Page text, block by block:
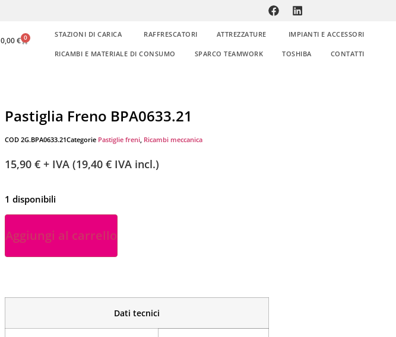
0,00€ 0 STAZIONI DI CARICA RAFFRESCATORI ATTREZZATURE IMPIANTI E ACCESSORI
RICAMBI E MATERIALE DI CONSUMO SPARCO TEAMWORK TOSHIBA CONTATTI
Pastiglia Freno BPA0633.21
COD 2G.BPA0633.21Categorie Pastiglie freni, Ricambi meccanica
15,90 € + IVA (19,40 € IVA incl.)
1 disponibili
Aggiungi al carrello
Dati tecnici